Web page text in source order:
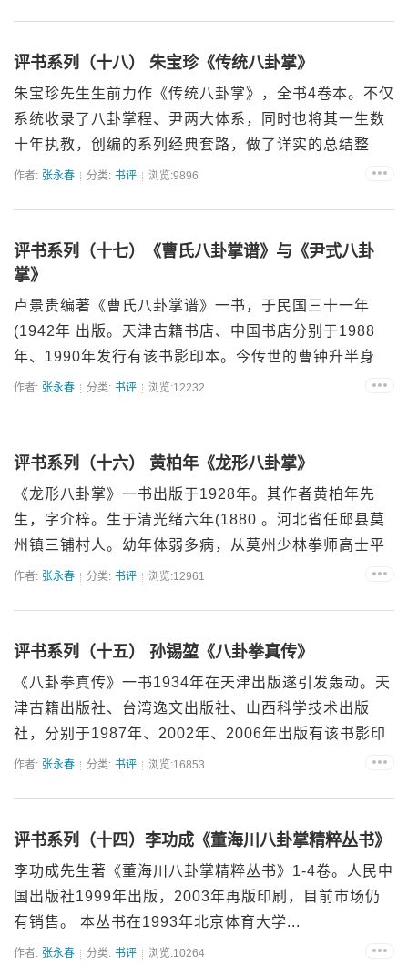
评书系列（十八） 朱宝珍《传统八卦掌》
朱宝珍先生生前力作《传统八卦掌》，全书4卷本。不仅
系统收录了八卦掌程、尹两大体系，同时也将其一生数
十年执教，创编的系列经典套路，做了详实的总结整
理。 ...
作者: 张永春 分类: 书评 浏览:9896
评书系列（十七）《曹氏八卦掌谱》与《尹式八卦
掌》
卢景贵编著《曹氏八卦掌谱》一书，于民国三十一年
(1942年 出版。天津古籍书店、中国书店分别于1988
年、1990年发行有该书影印本。今传世的曹钟升半身
照，最早见于该书。 &...
作者: 张永春 分类: 书评 浏览:12232
评书系列（十六） 黄柏年《龙形八卦掌》
《龙形八卦掌》一书出版于1928年。其作者黄柏年先
生，字介梓。生于清光绪六年(1880 。河北省任邱县莫
州镇三铺村人。幼年体弱多病，从莫州少林拳师高士平
习武。清光绪二十一年(1896 ,拜师于李存义先...
作者: 张永春 分类: 书评 浏览:12961
评书系列（十五） 孙锡堃《八卦拳真传》
《八卦拳真传》一书1934年在天津出版遂引发轰动。天
津古籍出版社、台湾逸文出版社、山西科学技术出版
社，分别于1987年、2002年、2006年出版有该书影印
本。其中天津古籍本，将原著中林森、陈济棠、张...
作者: 张永春 分类: 书评 浏览:16853
评书系列（十四）李功成《董海川八卦掌精粹丛书》
李功成先生著《董海川八卦掌精粹丛书》1-4卷。人民中
国出版社1999年出版，2003年再版印刷，目前市场仍
有销售。 本丛书在1993年北京体育大学...
作者: 张永春 分类: 书评 浏览:10264